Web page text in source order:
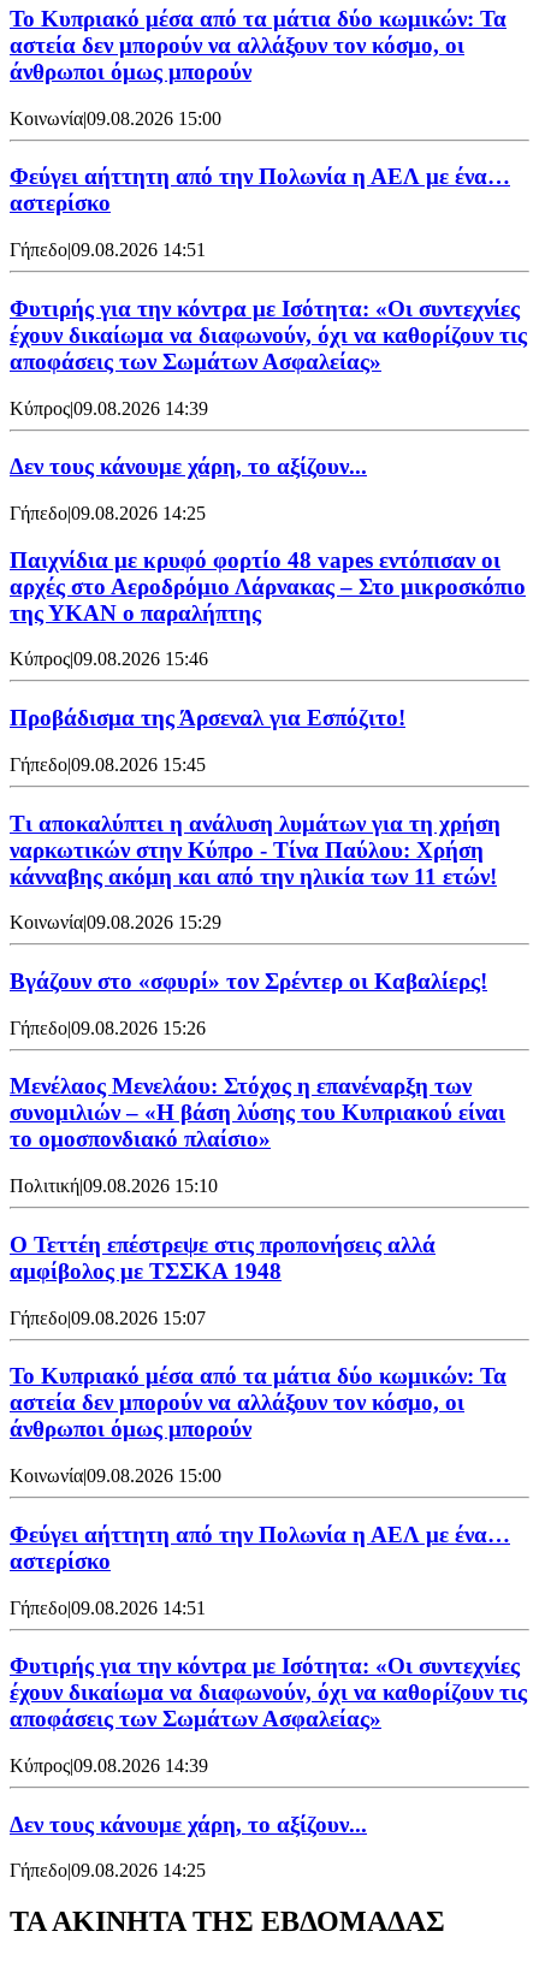
Το Κυπριακό μέσα από τα μάτια δύο κωμικών: Τα
αστεία δεν μπορούν να αλλάξουν τον κόσμο, οι
άνθρωποι όμως μπορούν
Κοινωνία|09.08.2026 15:00
Φεύγει αήττητη από την Πολωνία η ΑΕΛ με ένα…
αστερίσκο
Γήπεδο|09.08.2026 14:51
Φυτιρής για την κόντρα με Ισότητα: «Οι συντεχνίες
έχουν δικαίωμα να διαφωνούν, όχι να καθορίζουν τις
αποφάσεις των Σωμάτων Ασφαλείας»
Κύπρος|09.08.2026 14:39
Δεν τους κάνουμε χάρη, το αξίζουν...
Γήπεδο|09.08.2026 14:25
Παιχνίδια με κρυφό φορτίο 48 vapes εντόπισαν οι
αρχές στο Αεροδρόμιο Λάρνακας – Στο μικροσκόπιο
της ΥΚΑΝ ο παραλήπτης
Κύπρος|09.08.2026 15:46
Προβάδισμα της Άρσεναλ για Εσπόζιτο!
Γήπεδο|09.08.2026 15:45
Τι αποκαλύπτει η ανάλυση λυμάτων για τη χρήση
ναρκωτικών στην Κύπρο - Τίνα Παύλου: Χρήση
κάνναβης ακόμη και από την ηλικία των 11 ετών!
Κοινωνία|09.08.2026 15:29
Bγάζουν στο «σφυρί» τον Σρέντερ οι Καβαλίερς!
Γήπεδο|09.08.2026 15:26
Μενέλαος Μενελάου: Στόχος η επανέναρξη των
συνομιλιών – «Η βάση λύσης του Κυπριακού είναι
το ομοσπονδιακό πλαίσιο»
Πολιτική|09.08.2026 15:10
Ο Τεττέη επέστρεψε στις προπονήσεις αλλά
αμφίβολος με ΤΣΣΚΑ 1948
Γήπεδο|09.08.2026 15:07
Το Κυπριακό μέσα από τα μάτια δύο κωμικών: Τα
αστεία δεν μπορούν να αλλάξουν τον κόσμο, οι
άνθρωποι όμως μπορούν
Κοινωνία|09.08.2026 15:00
Φεύγει αήττητη από την Πολωνία η ΑΕΛ με ένα…
αστερίσκο
Γήπεδο|09.08.2026 14:51
Φυτιρής για την κόντρα με Ισότητα: «Οι συντεχνίες
έχουν δικαίωμα να διαφωνούν, όχι να καθορίζουν τις
αποφάσεις των Σωμάτων Ασφαλείας»
Κύπρος|09.08.2026 14:39
Δεν τους κάνουμε χάρη, το αξίζουν...
Γήπεδο|09.08.2026 14:25
ΤΑ ΑΚΙΝΗΤΑ ΤΗΣ ΕΒΔΟΜΑΔΑΣ